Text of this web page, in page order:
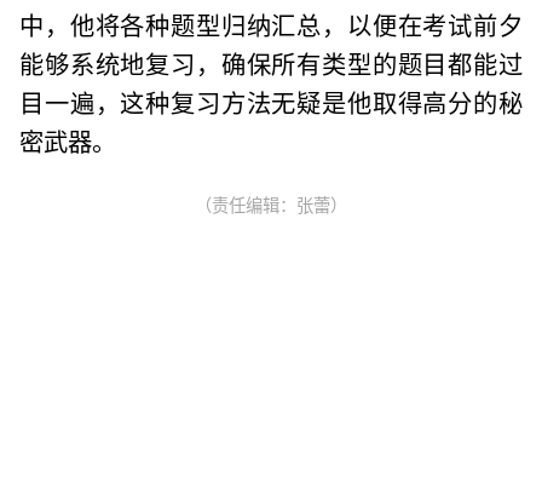
中，他将各种题型归纳汇总，以便在考试前夕
能够系统地复习，确保所有类型的题目都能过
目一遍，这种复习方法无疑是他取得高分的秘
密武器。
（责任编辑：张蕾）